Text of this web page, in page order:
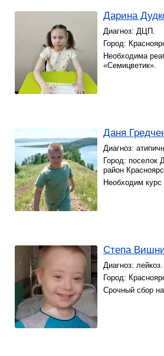
Дарина
Диагноз: ДЦП.
Город:
Необходима
«Семицветик».
Даня
Диагноз:
Город: поселок
район
Необходим
Степа
Диагноз: лейкоз.
Город:
Срочный сбор